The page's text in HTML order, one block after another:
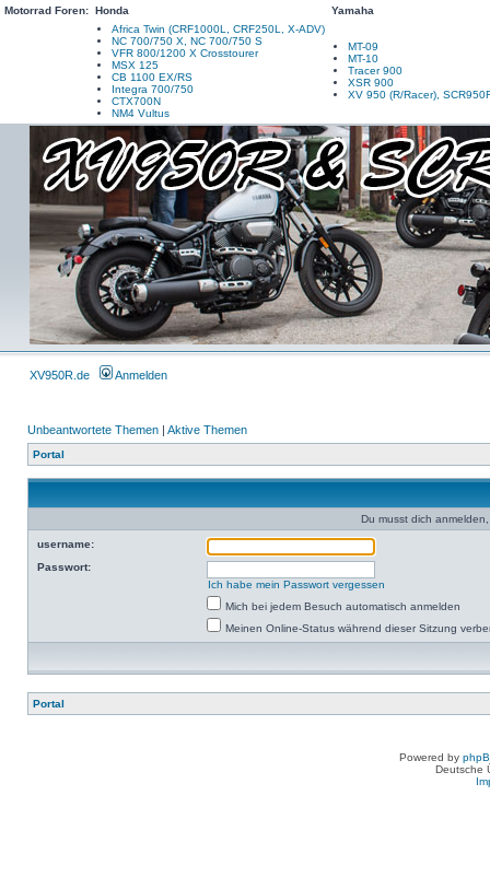
Motorrad Foren: Honda
Yamaha
Africa Twin (CRF1000L, CRF250L, X-ADV)
NC 700/750 X, NC 700/750 S
VFR 800/1200 X Crosstourer
MSX 125
CB 1100 EX/RS
Integra 700/750
CTX700N
NM4 Vultus
MT-09
MT-10
Tracer 900
XSR 900
XV 950 (R/Racer),
XV950R.de Anmelden
Unbeantwortete Themen | Aktive Themen
Portal
Du musst dich
username:
Passwort:
Ich habe mein Passwort vergessen
Mich bei jedem Besuch automatisch anmelden
Meinen Online-Status während dieser Sitzung
Portal
Powered by
Deutsche